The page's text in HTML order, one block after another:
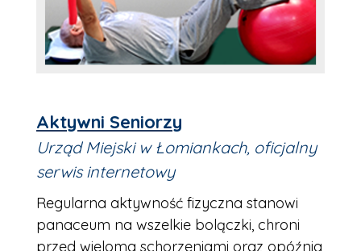
Aktywni Seniorzy
Urząd Miejski w Łomiankach, oficjalny
serwis internetowy
Regularna aktywność fizyczna stanowi
panaceum na wszelkie bolączki, chroni
przed wieloma schorzeniami oraz opóźnia